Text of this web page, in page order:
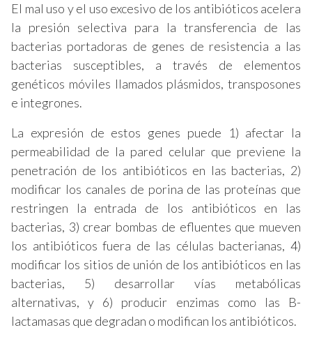
El mal uso y el uso excesivo de los antibióticos acelera
la presión selectiva para la transferencia de las
bacterias portadoras de genes de resistencia a las
bacterias susceptibles, a través de elementos
genéticos móviles llamados plásmidos, transposones
e integrones.
La expresión de estos genes puede 1) afectar la
permeabilidad de la pared celular que previene la
penetración de los antibióticos en las bacterias, 2)
modificar los canales de porina de las proteínas que
restringen la entrada de los antibióticos en las
bacterias, 3) crear bombas de efluentes que mueven
los antibióticos fuera de las células bacterianas, 4)
modificar los sitios de unión de los antibióticos en las
bacterias, 5) desarrollar vías metabólicas
alternativas, y 6) producir enzimas como las B-
lactamasas que degradan o modifican los antibióticos.